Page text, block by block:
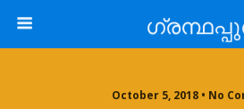
October 5, 2018 • No